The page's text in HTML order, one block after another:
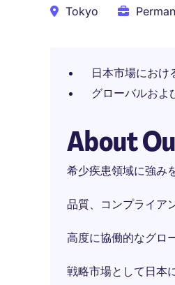
Tokyo
日本市場におけ
グローバルおよ
About
希少疾患領域に強み
品質、コンプライア
高度に協働的なグロ
戦略市場として日本